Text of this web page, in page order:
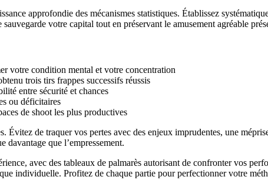
approfondie des mécanismes statistiques. Établissez
votre capital tout en préservant le amusement agréable
votre condition mental et votre concentration
trois tirs frappes successifs réussis
entre sécurité et chances
ou déficitaires
de shoot les plus productives
Évitez de traquer vos pertes avec des enjeux imprudentes, une
davantage que l’empressement.
avec des tableaux de palmarès autorisant de confronter vos
individuelle. Profitez de chaque partie pour perfectionner votre